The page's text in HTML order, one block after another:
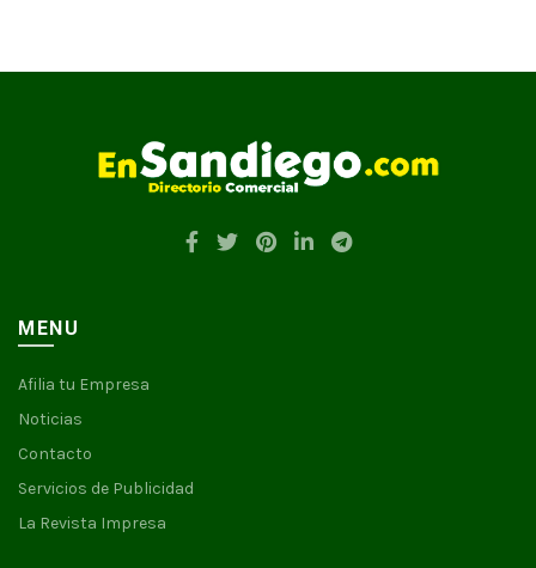
MENU
Afilia tu Empresa
Noticias
Contacto
Servicios de Publicidad
La Revista Impresa